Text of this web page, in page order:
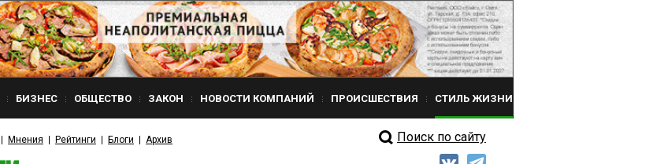
БИЗНЕС ОБЩЕСТВО ЗАКОН НОВОСТИ КОМПАНИЙ ПРОИСШЕСТВИЯ СТИЛЬ ЖИЗНИ
Мнения Рейтинги Блоги Архив Поиск по сайту